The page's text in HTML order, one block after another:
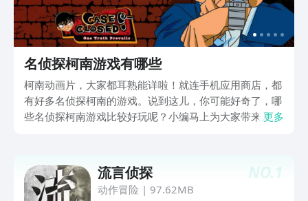
名侦探柯南游戏有哪些
柯南动画片，大家都耳熟能详啦！就连手机应用商店，都
有好多名侦探柯南的游戏。说到这儿，你可能好奇了，哪
些名侦探柯南游戏比较好玩呢？小编马上为大家带来几款
这些游戏不仅能让你感觉刺激，还能在破解案件的过程
中，让你的智商不知不觉地就提高了。
更多
NO.1
流言侦探
动作冒险 | 97.62MB